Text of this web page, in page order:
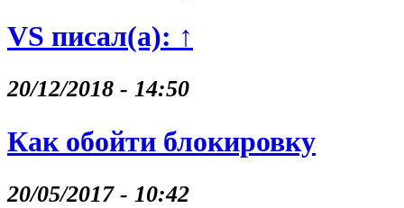
VS писал(а): ↑
20/12/2018 - 14:50
Как обойти блокировку
20/05/2017 - 10:42